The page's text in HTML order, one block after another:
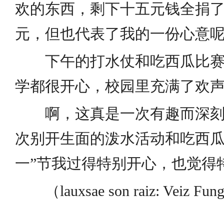
欢的东西，剩下十五元钱全捐
元，但也代表了我的一份心意
下午的打水仗和吃西瓜比赛
学都很开心，校园里充满了欢
啊，这真是一次有趣而深刻
次别开生面的泼水活动和吃西
一”节我过得特别开心，也觉得
（lauxsae son raiz: Veiz